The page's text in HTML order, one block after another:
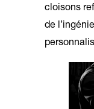
cloisons
de